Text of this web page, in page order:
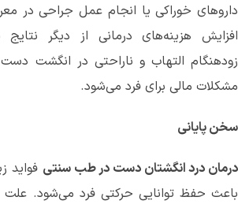
داروهای خوراکی یا انجام عمل جراحی در
افزایش هزینه‌های درمانی از دیگر
زودهنگام التهاب و ناراحتی در انگشت
مشکلات مالی برای فرد می‌شود.
سخن پایانی
درمان درد انگشتان دست در طب سنتی فواید
باعث حفظ توانایی حرکتی فرد می‌شود.